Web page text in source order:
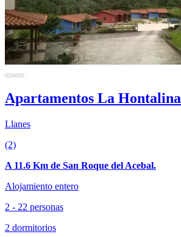
Apartamentos La Hontalina
Llanes
(2)
A 11.6 Km de San Roque del Acebal.
Alojamiento entero
2 - 22 personas
2 dormitorios